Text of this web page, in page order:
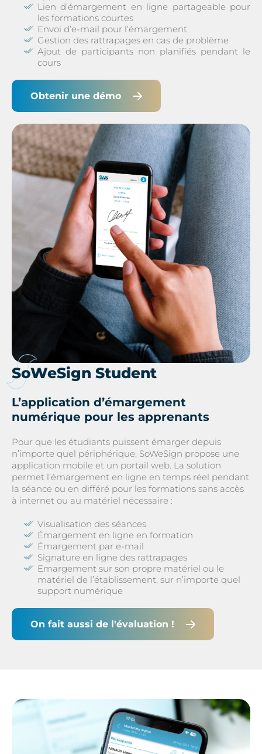
Lien d’émargement en ligne partageable pour
les formations courtes
Envoi d’e-mail pour l’émargement
Gestion des rattrapages en cas de problème
Ajout de participants non planifiés pendant le
cours
Obtenir une démo
SoWeSign Student
L’application d’émargement
numérique pour les apprenants
Pour que les étudiants puissent émarger depuis
n’importe quel périphérique, SoWeSign propose une
application mobile et un portail web. La solution
permet l’émargement en ligne en temps réel pendant
la séance ou en différé pour les formations sans accès
à internet ou au matériel nécessaire :
Visualisation des séances
Émargement en ligne en formation
Émargement par e-mail
Signature en ligne des rattrapages
Emargement sur son propre matériel ou le
matériel de l’établissement, sur n’importe quel
support numérique
On fait aussi de l'évaluation !